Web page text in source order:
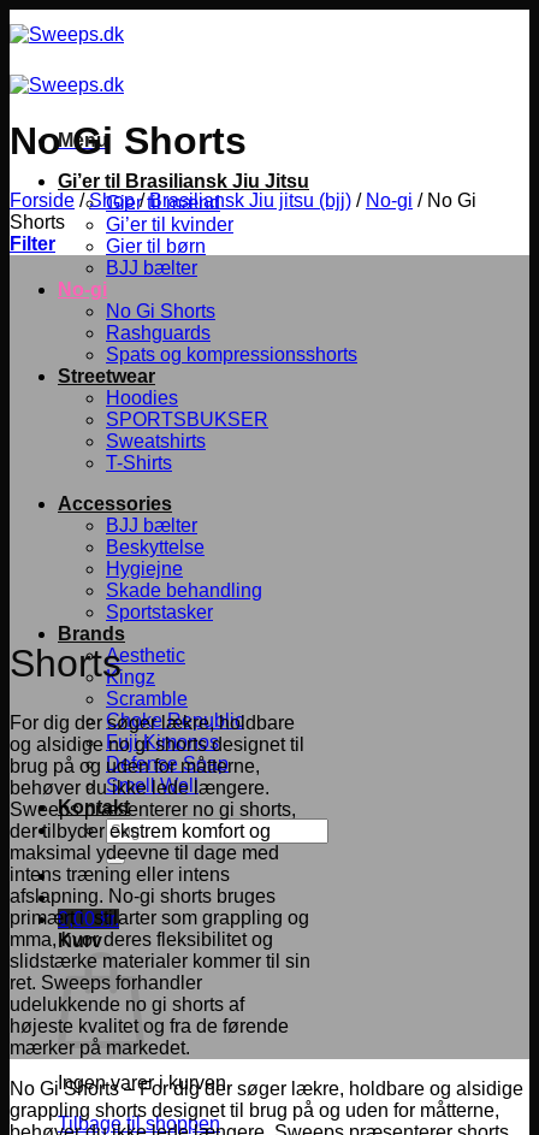
til
Menu
Gi’er til Brasiliansk Jiu Jitsu
Gier til mænd
Gi’er til kvinder
Gier til børn
BJJ bælter
No-gi
No Gi Shorts
Rashguards
Spats og kompressionsshorts
Streetwear
Hoodies
SPORTSBUKSER
Sweatshirts
T-Shirts
Accessories
BJJ bælter
Beskyttelse
Hygiejne
Skade behandling
Sportstasker
Brands
Aesthetic
Kingz
Scramble
Choke Republic
Fuji Kimonos
Defense Soap
Smell Well
Kontakt
Søg
efter:
0,00kr.
Kurv
Ingen varer i kurven.
Tilbage til shoppen
No Gi Shorts
Forside / Shop / Brasiliansk Jiu jitsu (bjj) / No-gi /No Gi
Shorts
Filter
Shorts
For dig der søger lækre, holdbare
og alsidige no gi shorts designet til
brug på og uden for måtterne,
behøver du ikke lede længere.
Sweeps præsenterer no gi shorts,
der tilbyder ekstrem komfort og
maksimal ydeevne til dage med
intens træning eller intens
afslapning. No-gi shorts bruges
primært i stilarter som grappling og
mma, hvor deres fleksibilitet og
slidstærke materialer kommer til sin
ret. Sweeps forhandler
udelukkende no gi shorts af
højeste kvalitet og fra de førende
mærker på markedet.
No Gi Shorts – For dig der søger lækre, holdbare og alsidige
grappling shorts designet til brug på og uden for måtterne,